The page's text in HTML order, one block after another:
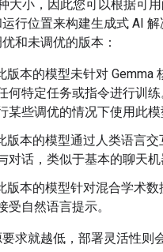
大小，因此您可以根据可
行位置来构建生成式 AI
和未调优的版本：
版本的模型未针对 Gemma
何特定任务或指令进行训
某些调优的情况下使用此模
版本的模型通过人类语言交
对话，类似于基本的聊天机
版本的模型针对混合学术数
受自然语言提示。
求就越低，部署灵活性则